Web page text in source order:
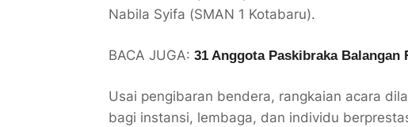
Nabila Syifa (SMAN 1 Kotabaru).
BACA JUGA: 31 Anggota Paskibraka
Usai pengibaran bendera, rangkaian acara
bagi instansi, lembaga, dan individu